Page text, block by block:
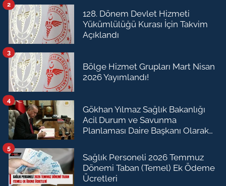
128. Dönem Devlet Hizmeti
Yükümlülüğü Kurası İçin Takvim
Açıklandı
2
Bölge Hizmet Grupları Mart Nisan
2026 Yayımlandı!
3
Gökhan Yılmaz Sağlık Bakanlığı
Acil Durum ve Savunma
Planlaması Daire Başkanı Olarak
4
Sağlık Personeli 2026 Temmuz
Dönemi Taban (Temel) Ek Ödeme
Ücretleri
5